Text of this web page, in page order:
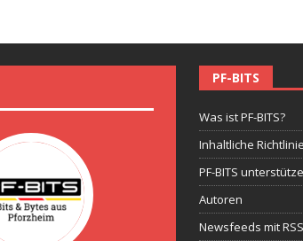
PF-BITS
Was ist PF-BITS?
Inhaltliche
PF-BITS
Autoren
Newsfeeds mit RSS